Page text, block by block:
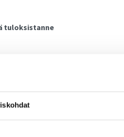
tuloksistanne
englanniksi. Vastaajina 2300